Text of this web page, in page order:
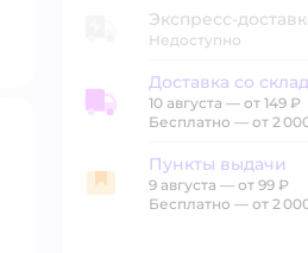
Экспресс-
Недоступно
Доставка со склада
Доставка со
10 августа — от 149 ₽
Бесплатно — от 2
Пункты выдачи
Пункты выдачи
9 августа — от 99 ₽
Бесплатно — от 2